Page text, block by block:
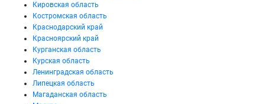
Кировская область
Костромская область
Краснодарский край
Красноярский край
Курганская область
Курская область
Ленинградская область
Липецкая область
Магаданская область